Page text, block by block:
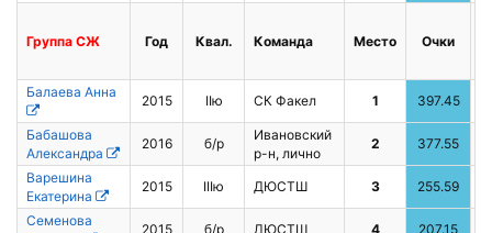
Группа CЖ Год Квал. Команда Место Очки
Балаева Анна
2015 IIю СК Факел 1 397.45
Бабашова
Александра
2016 б/р
Ивановский
р-н, лично
2 377.55
Варешина
Екатерина
2015 IIIю ДЮСТШ 3 255.59
Семенова
2015 б/р ДЮСТШ 4 207.15